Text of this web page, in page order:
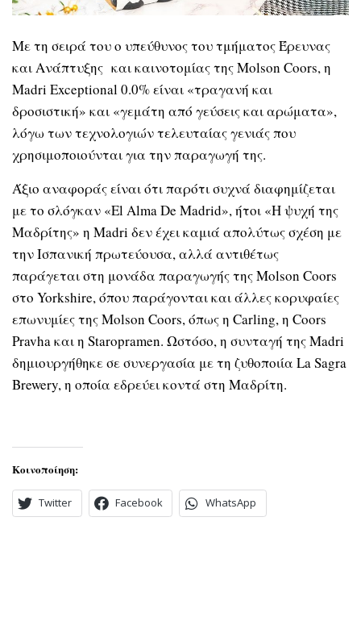
Με τη σειρά του ο υπεύθυνος του τμήματος Έρευνας
και Ανάπτυξης και καινοτομίας της Molson Coors, η
Madri Exceptional 0.0% είναι «τραγανή και
δροσιστική» και «γεμάτη από γεύσεις και αρώματα»,
λόγω των τεχνολογιών τελευταίας γενιάς που
χρησιμοποιούνται για την παραγωγή της.
Άξιο αναφοράς είναι ότι παρότι συχνά διαφημίζεται
με το σλόγκαν «El Alma De Madrid», ήτοι «Η ψυχή της
Μαδρίτης» η Madri δεν έχει καμιά απολύτως σχέση με
την Ισπανική πρωτεύουσα, αλλά αντιθέτως
παράγεται στη μονάδα παραγωγής της Molson Coors
στο Yorkshire, όπου παράγονται και άλλες κορυφαίες
επωνυμίες της Molson Coors, όπως η Carling, η Coors
Pravha και η Staropramen. Ωστόσο, η συνταγή της Madri
δημιουργήθηκε σε συνεργασία με τη ζυθοποιία La Sagra
Brewery, η οποία εδρεύει κοντά στη Μαδρίτη.
Κοινοποίηση:
Twitter Facebook WhatsApp